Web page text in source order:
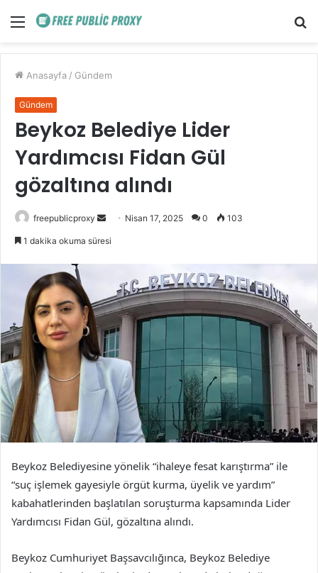
Menü
Anasayfa / Gündem
Gündem
Beykoz Belediye Lider
Yardımcısı Fidan Gül
gözaltına alındı
freepublicproxy
Bir
Nisan 17, 2025 0 103
1 dakika okuma süresi
Beykoz Belediyesine yönelik “ihaleye fesat karıştırma” ile
“suç işlemek gayesiyle örgüt kurma, üyelik ve yardım”
kabahatlerinden başlatılan soruşturma kapsamında Lider
Yardımcısı Fidan Gül, gözaltına alındı.
Beykoz Cumhuriyet Başsavcılığınca, Beykoz Belediye